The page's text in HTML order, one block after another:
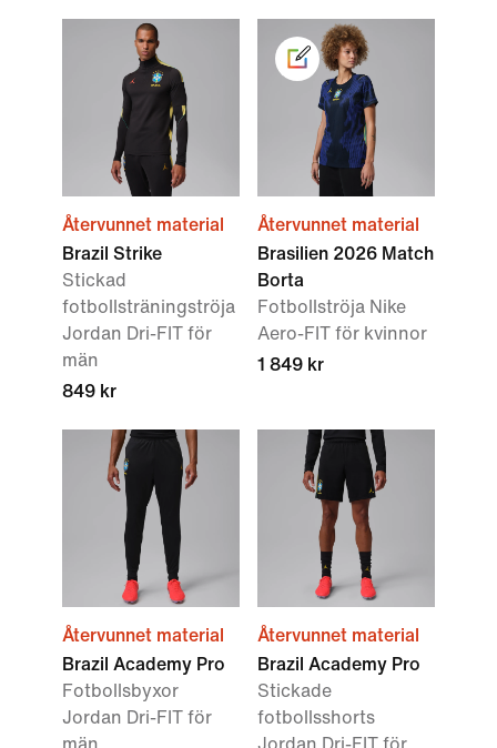
Återvunnet material
Brazil Strike
Stickad
fotbollsträningströja
Jordan Dri-FIT för
män
849 kr
Återvunnet material
Brasilien 2026 Match
Borta
Fotbollströja Nike
Aero-FIT för kvinnor
1 849 kr
Återvunnet material
Brazil Academy Pro
Fotbollsbyxor
Jordan Dri-FIT för
män
Återvunnet material
Brazil Academy Pro
Stickade
fotbollsshorts
Jordan Dri-FIT för